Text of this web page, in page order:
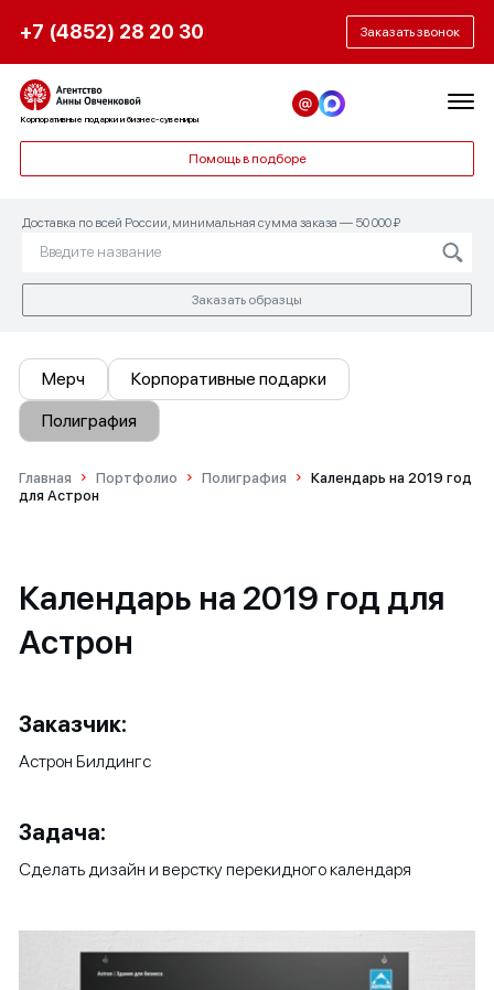
+7 (4852) 28 20 30 Заказать звонок
Корпоративные подарки и бизнес-сувениры
Помощь в подборе
Доставка по всей России, минимальная сумма заказа — 50 000 ₽
Заказать образцы
Мерч
Корпоративные подарки
Полиграфия
Главная Портфолио Полиграфия
Календарь на 2019 год
для Астрон
Календарь на 2019 год для
Астрон
Заказчик:
Астрон Билдингс
Задача:
Сделать дизайн и верстку перекидного календаря